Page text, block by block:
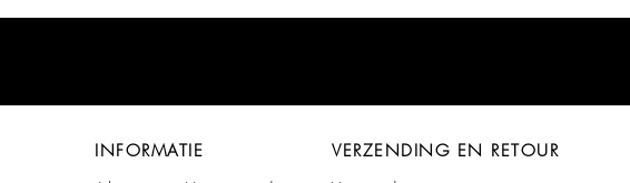
INFORMATIE
VERZENDING EN RETOUR